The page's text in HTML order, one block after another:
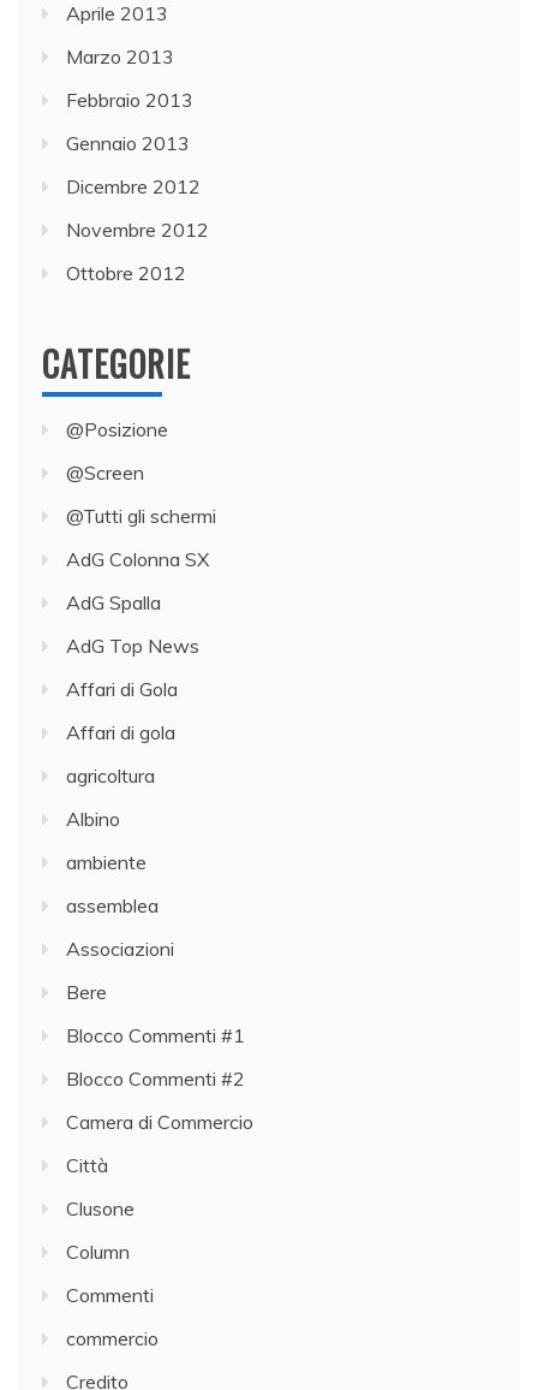
Aprile 2013
Marzo 2013
Febbraio 2013
Gennaio 2013
Dicembre 2012
Novembre 2012
Ottobre 2012
CATEGORIE
@Posizione
@Screen
@Tutti gli schermi
AdG Colonna SX
AdG Spalla
AdG Top News
Affari di Gola
Affari di gola
agricoltura
Albino
ambiente
assemblea
Associazioni
Bere
Blocco Commenti #1
Blocco Commenti #2
Camera di Commercio
Città
Clusone
Column
Commenti
commercio
Credito